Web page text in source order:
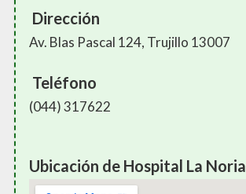
Dirección
Av. Blas Pascal 124, Trujillo 13007
Teléfono
(044) 317622
Ubicación de Hospital La Noria